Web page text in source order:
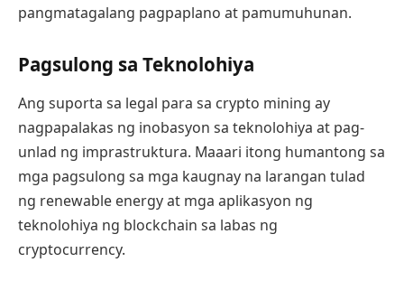
pangmatagalang pagpaplano at pamumuhunan.
Pagsulong sa Teknolohiya
Ang suporta sa legal para sa crypto mining ay
nagpapalakas ng inobasyon sa teknolohiya at pag-
unlad ng imprastruktura. Maaari itong humantong sa
mga pagsulong sa mga kaugnay na larangan tulad
ng renewable energy at mga aplikasyon ng
teknolohiya ng blockchain sa labas ng
cryptocurrency.